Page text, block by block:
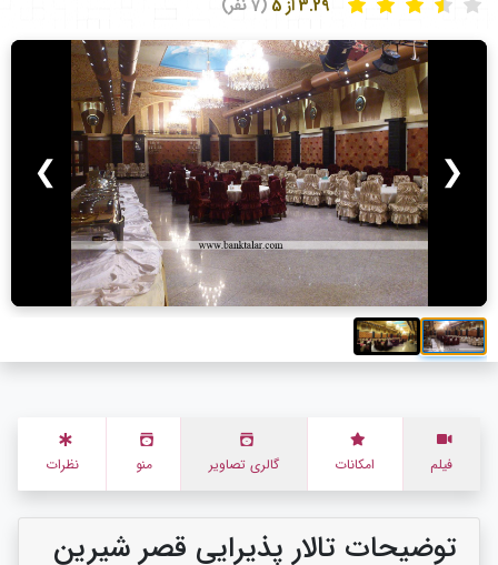
(7 نفر)
❮
❯
فیلم امکانات گالری تصاویر منو نظرات
توضیحات تالار پذیرایی قصر شیرین